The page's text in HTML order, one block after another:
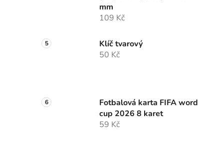
mm
109 Kč
Klíč tvarový
50 Kč
Fotbalová karta FIFA word
cup 2026 8 karet
59 Kč